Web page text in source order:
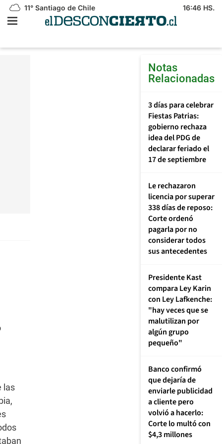
11° Santiago de Chile 16:46 HS.
las
Notas
Relacionadas
3 días para celebrar
Fiestas Patrias:
gobierno rechaza
idea del PDG de
declarar feriado el
17 de septiembre
Le rechazaron
licencia por superar
338 días de reposo:
Corte ordenó
pagarla por no
considerar todos
sus antecedentes
Presidente Kast
compara Ley Karin
con Ley Lafkenche:
"hay veces que se
malutilizan por
algún grupo
pequeño"
Banco confirmó
que dejaría de
enviarle publicidad
a cliente pero
volvió a hacerlo:
Corte lo multó con
$4,3 millones